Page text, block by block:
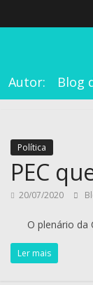
Autor: Blog
Política
PEC
20/07/2020
O plenário da
Ler mais